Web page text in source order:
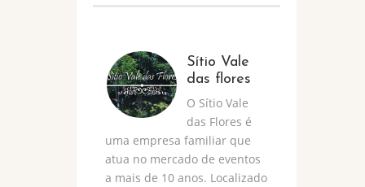
Sítio Vale
das flores
O Sítio Vale
das Flores é
uma empresa familiar que
atua no mercado de eventos
a mais de 10 anos. Localizado